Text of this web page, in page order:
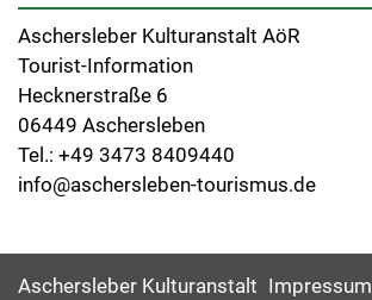
Aschersleber Kulturanstalt AöR
Tourist-Information
Hecknerstraße 6
06449 Aschersleben
Tel.: +49 3473 8409440
info@aschersleben-tourismus.de
Aschersleber Kulturanstalt Impressum